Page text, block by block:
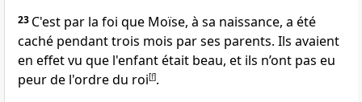
23 C'est par la foi que Moïse, à sa naissance, a été
caché pendant trois mois par ses parents. Ils avaient
en effet vu que l'enfant était beau, et ils n’ont pas eu
peur de l'ordre du roi[f].